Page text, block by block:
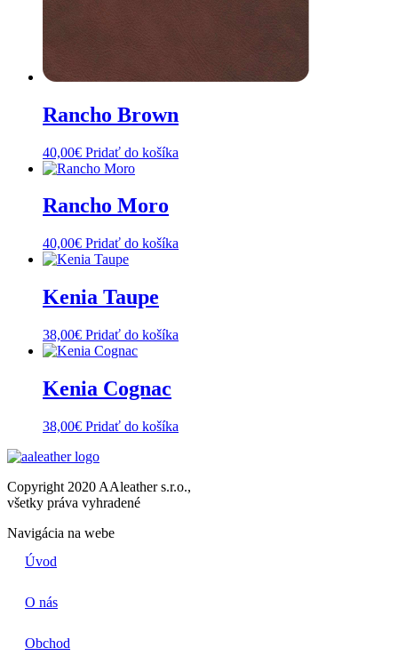
Rancho Brown
40,00€ Pridať do košíka
Rancho Moro
40,00€ Pridať do košíka
Kenia Taupe
38,00€ Pridať do košíka
Kenia Cognac
38,00€ Pridať do košíka
Copyright 2020 AAleather s.r.o.,
všetky práva vyhradené
Navigácia na webe
Úvod
O nás
Obchod